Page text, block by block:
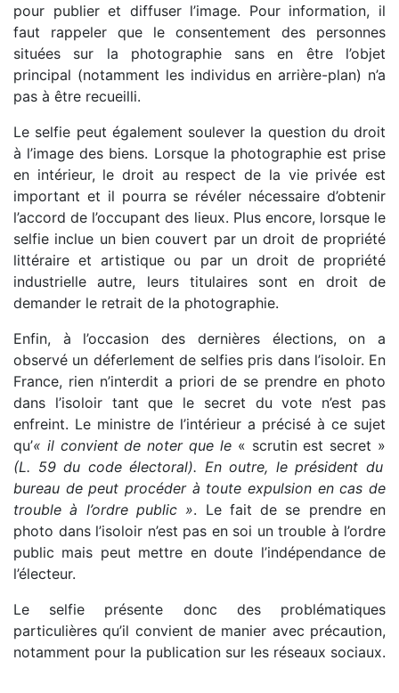
pour publier et diffuser l’image. Pour information, il
faut rappeler que le consentement des personnes
situées sur la photographie sans en être l’objet
principal (notamment les individus en arrière-plan) n’a
pas à être recueilli.
Le selfie peut également soulever la question du droit
à l’image des biens. Lorsque la photographie est prise
en intérieur, le droit au respect de la vie privée est
important et il pourra se révéler nécessaire d’obtenir
l’accord de l’occupant des lieux. Plus encore, lorsque le
selfie inclue un bien couvert par un droit de propriété
littéraire et artistique ou par un droit de propriété
industrielle autre, leurs titulaires sont en droit de
demander le retrait de la photographie.
Enfin, à l’occasion des dernières élections, on a
observé un déferlement de selfies pris dans l’isoloir. En
France, rien n’interdit a priori de se prendre en photo
dans l’isoloir tant que le secret du vote n’est pas
enfreint. Le ministre de l’intérieur a précisé à ce sujet
qu’« il convient de noter que le « scrutin est secret »
(L. 59 du code électoral). En outre, le président du
bureau de peut procéder à toute expulsion en cas de
trouble à l’ordre public ». Le fait de se prendre en
photo dans l’isoloir n’est pas en soi un trouble à l’ordre
public mais peut mettre en doute l’indépendance de
l’électeur.
Le selfie présente donc des problématiques
particulières qu’il convient de manier avec précaution,
notamment pour la publication sur les réseaux sociaux.